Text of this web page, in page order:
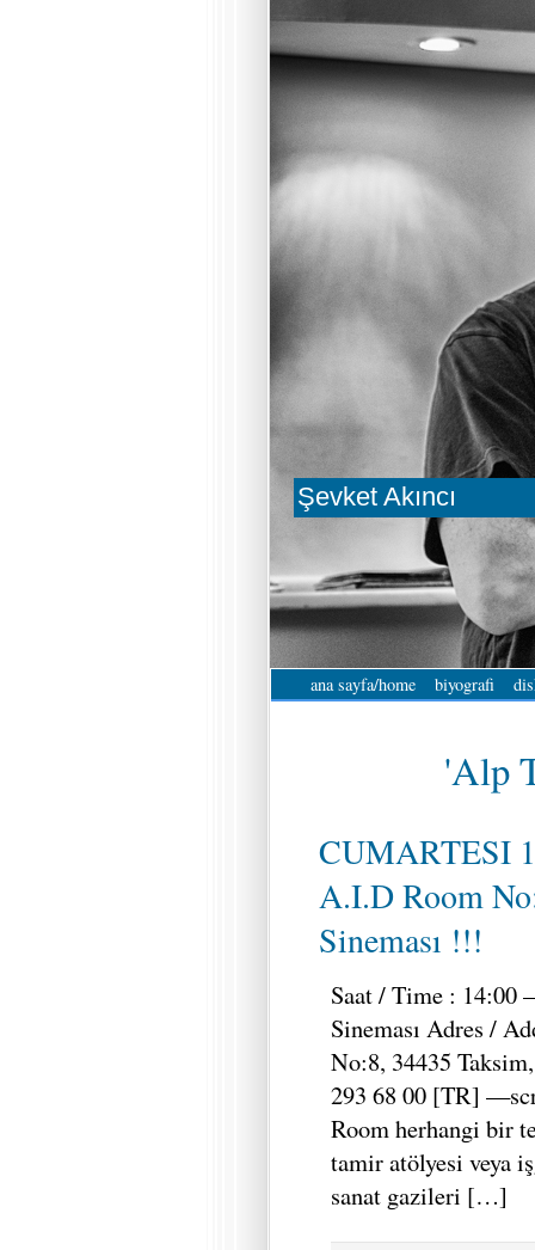
Şevket Akıncı
ana sayfa/home biyografi
'Alp
CUMARTESI
A.I.D Room
Sineması !!!
Saat / Time : 14:00
Sineması Adres /
No:8, 34435
293 68 00 [TR]
Room herhangi bir
tamir atölyesi veya
sanat gazileri […]